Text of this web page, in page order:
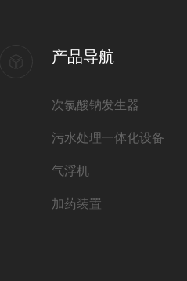
产品导航
次氯酸钠发生器
污水处理一体化设备
气浮机
加药装置